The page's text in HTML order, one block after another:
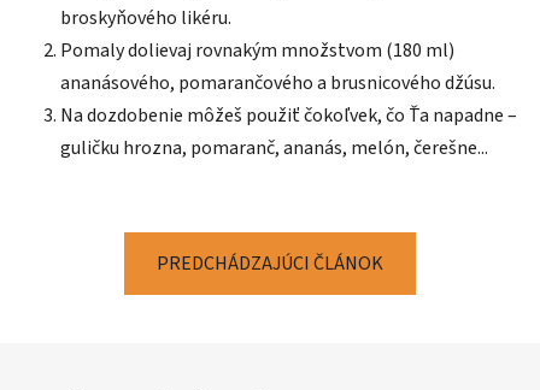
broskyňového likéru.
Pomaly dolievaj rovnakým množstvom (180 ml)
ananásového, pomarančového a brusnicového džúsu.
Na dozdobenie môžeš použiť čokoľvek, čo Ťa napadne –
guličku hrozna, pomaranč, ananás, melón, čerešne...
PREDCHÁDZAJÚCI ČLÁNOK